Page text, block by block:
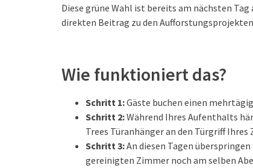
Diese grüne Wahl ist bereits am nächsten
direkten Beitrag zu den
Wie funktioniert das?
Schritt 1:Gäste buchen einen
Schritt 2:Während Ihres Aufenthalts
Trees Türanhänger an den Türgriff Ihres
Schritt 3:An diesen Tagen
gereinigten Zimmer noch am selben